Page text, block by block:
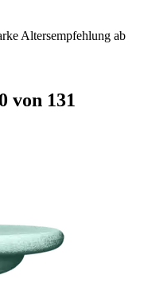
Altersempfehlung ab
von 131